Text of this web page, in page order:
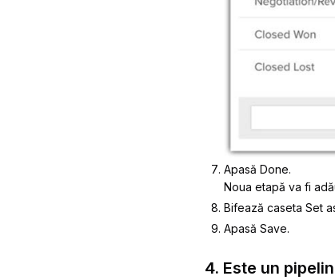
Apasă Done.
Noua etapă va fi
Bifează caseta Set
Apasă Save.
4. Este un